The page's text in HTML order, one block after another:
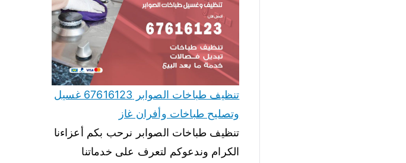
تنظيف طباخات الصوابر 67616123 غسيل
وتصليح طباخات وأفران غاز
تنظيف طباخات الصوابر نرحب بكم أعزاءنا
الكرام وندعوكم لتعرف على خدماتنا